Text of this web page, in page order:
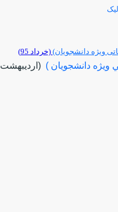
ویژه دانشجویان) (خرداد 95)
دانشجويان ) (ارديبهشت 95)